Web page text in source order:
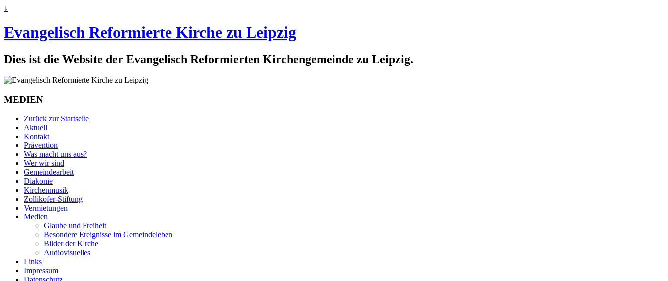
↓
Evangelisch Reformierte Kirche zu Leipzig
Dies ist die Website der Evangelisch Reformierten Kirchengemeinde zu Leipzig.
MEDIEN
Zurück zur Startseite
Aktuell
Kontakt
Prävention
Was macht uns aus?
Wer wir sind
Gemeindearbeit
Diakonie
Kirchenmusik
Zollikofer-Stiftung
Vermietungen
Medien
Glaube und Freiheit
Besondere Ereignisse im Gemeindeleben
Bilder der Kirche
Audiovisuelles
Links
Impressum